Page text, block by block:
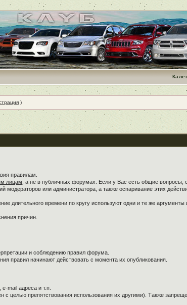
)
правилам.
лицам , а не в публичных форумах. Если у Вас есть общие вопросы,
или администратора, а также оспаривание этих
длительного времени по кругу используют одни и те же
причин.
и соблюдению правил форума.
правил начинают действовать с момента их опубликования.
mail адреса и т.п.
целью препятствования использования их другими). Также